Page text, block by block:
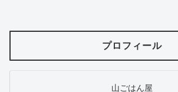
プロフィール
山ごはん屋